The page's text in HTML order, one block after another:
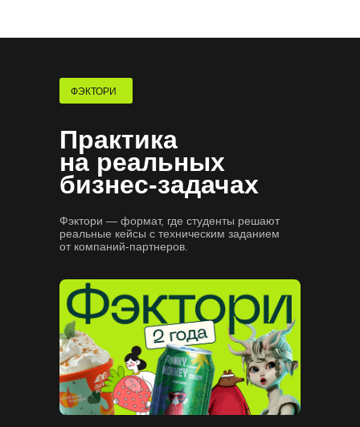
собеседования
Практика
на реальных
бизнес-задачах
Фэктори — формат, где студенты решают
реальные кейсы с техническим заданием
от компаний-партнеров.
ФЭКТОРИ